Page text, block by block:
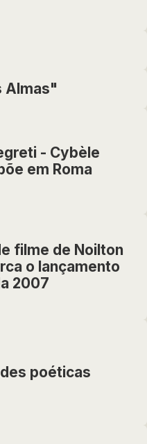
Almas"
- Cybèle
em Roma
filme de Noilton
o lançamento
2007
poéticas